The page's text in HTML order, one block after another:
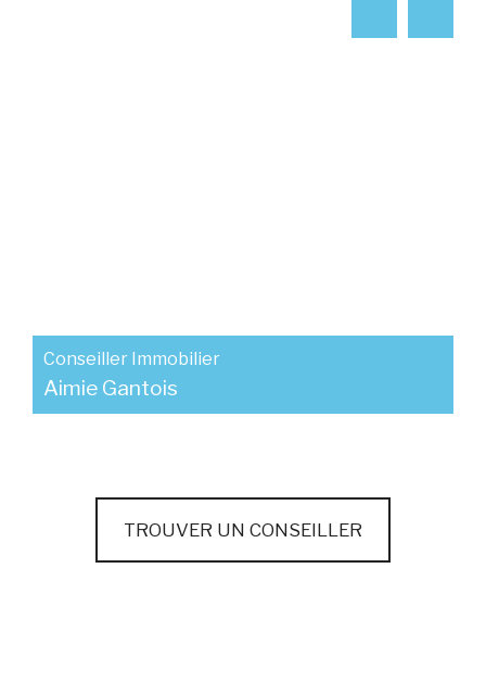
Conseiller Immobilier
Aimie Gantois
TROUVER UN CONSEILLER